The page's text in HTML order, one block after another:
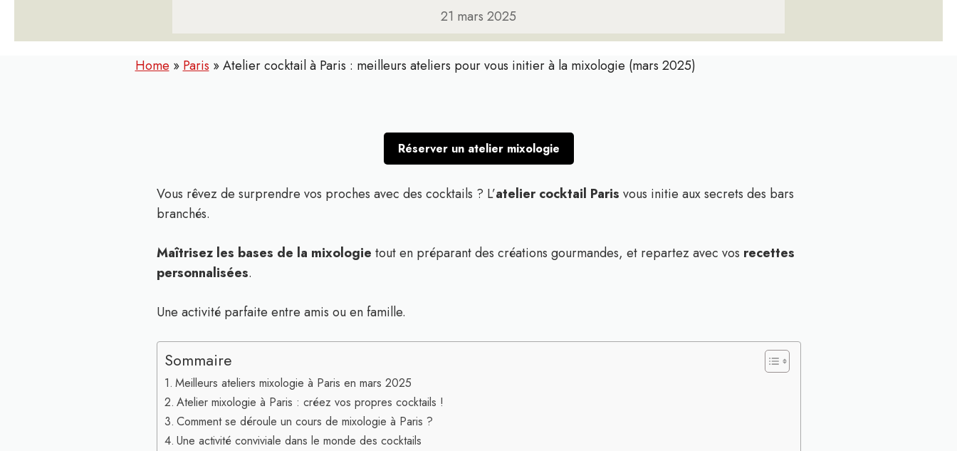
21 mars 2025
Home » Paris »Atelier cocktail à Paris : meilleurs ateliers pour vous initier à la mixologie (mars 2025)
Réserver un atelier mixologie
Vous rêvez de surprendre vos proches avec des cocktails ? L’atelier cocktail Paris vous initie aux secrets des bars
branchés.
Maîtrisez les bases de la mixologie tout en préparant des créations gourmandes, et repartez avec vos recettes
personnalisées.
Une activité parfaite entre amis ou en famille.
Sommaire
Meilleurs ateliers mixologie à Paris en mars 2025
Atelier mixologie à Paris : créez vos propres cocktails !
Comment se déroule un cours de mixologie à Paris ?
Une activité conviviale dans le monde des cocktails